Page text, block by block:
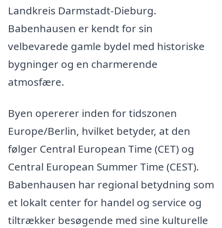
Landkreis Darmstadt-Dieburg.
Babenhausen er kendt for sin
velbevarede gamle bydel med historiske
bygninger og en charmerende
atmosfære.
Byen opererer inden for tidszonen
Europe/Berlin, hvilket betyder, at den
følger Central European Time (CET) og
Central European Summer Time (CEST).
Babenhausen har regional betydning som
et lokalt center for handel og service og
tiltrækker besøgende med sine kulturelle